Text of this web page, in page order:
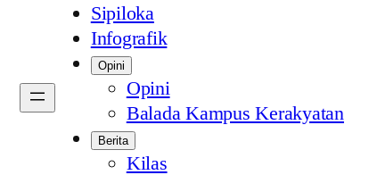
Sipiloka
Infografik
Opini
Opini
Balada Kampus Kerakyatan
Berita
Kilas